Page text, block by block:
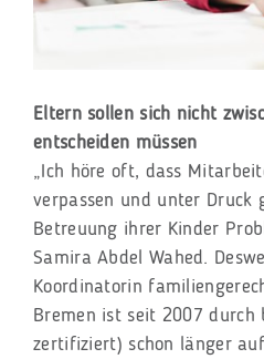
Eltern sollen sich nicht
entscheiden müssen
„Ich höre oft, dass
verpassen und unter Druck
Betreuung ihrer Kinder
Samira Abdel Wahed.
Koordinatorin
Bremen ist seit 2007 durch
zertifiziert) schon länger